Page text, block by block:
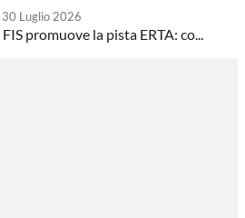
30 Luglio 2026
promuove la pista ERTA: co...